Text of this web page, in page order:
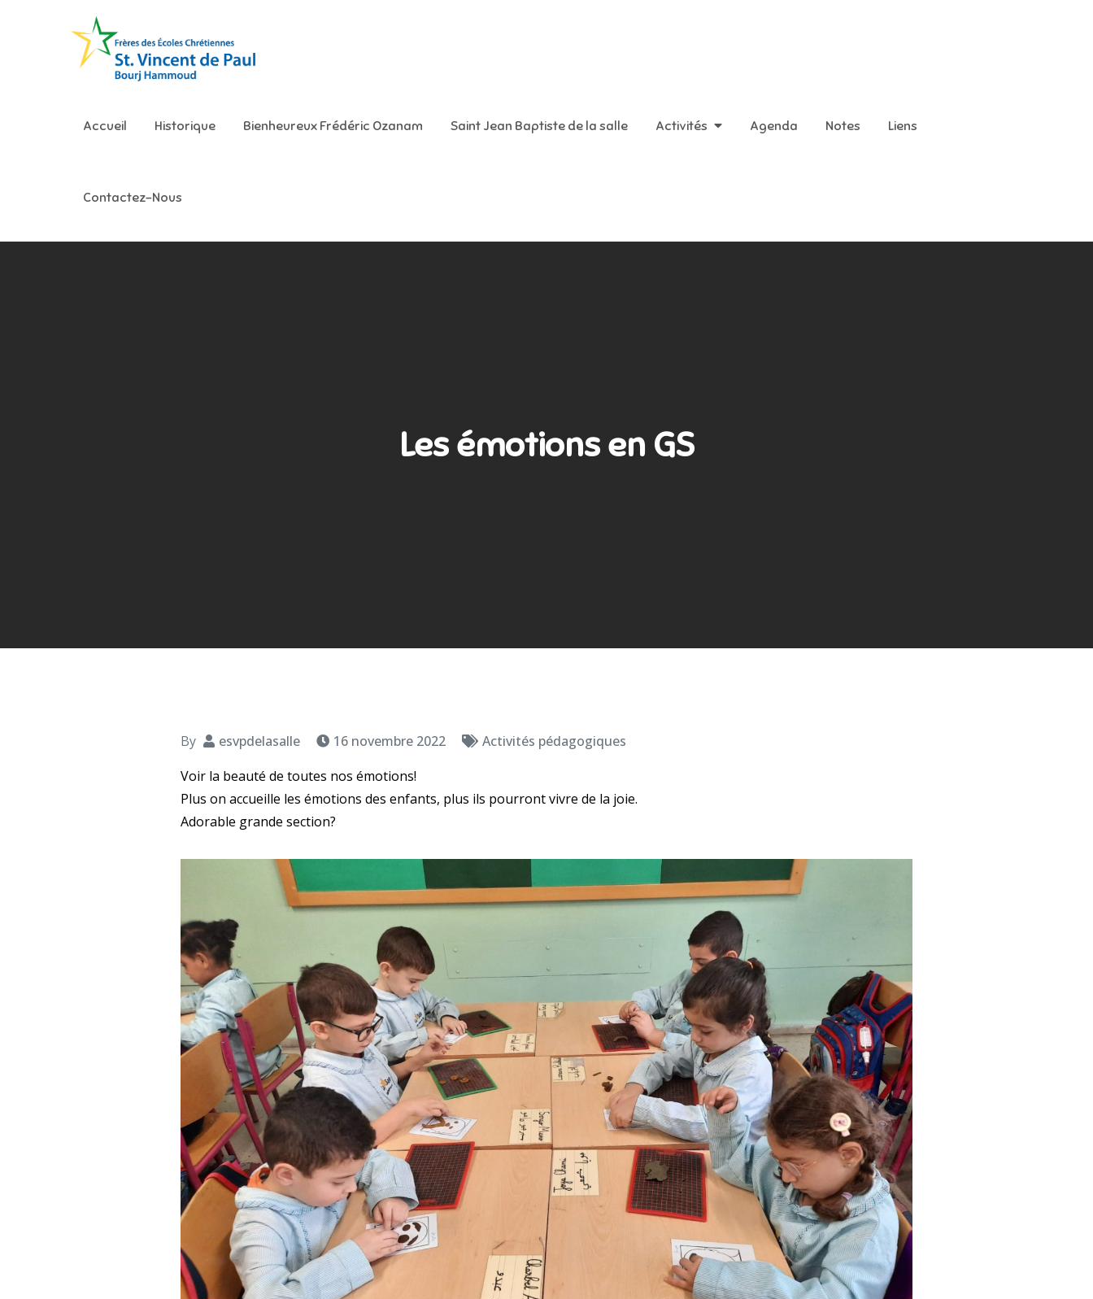
Accueil Historique Bienheureux Frédéric Ozanam Saint Jean Baptiste de la salle Activités Agenda Notes Liens
Contactez-Nous
Les émotions en GS
By esvpdelasalle 16 novembre 2022
Activités pédagogiques
Voir la beauté de toutes nos émotions!
Plus on accueille les émotions des enfants, plus ils pourront vivre de la joie.
Adorable grande section?